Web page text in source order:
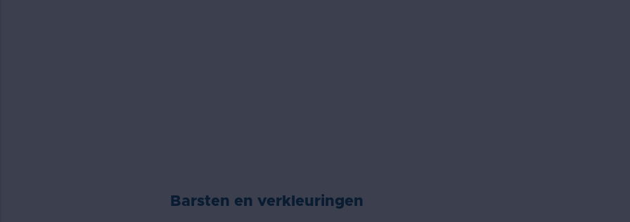
Barsten en verkleuringen